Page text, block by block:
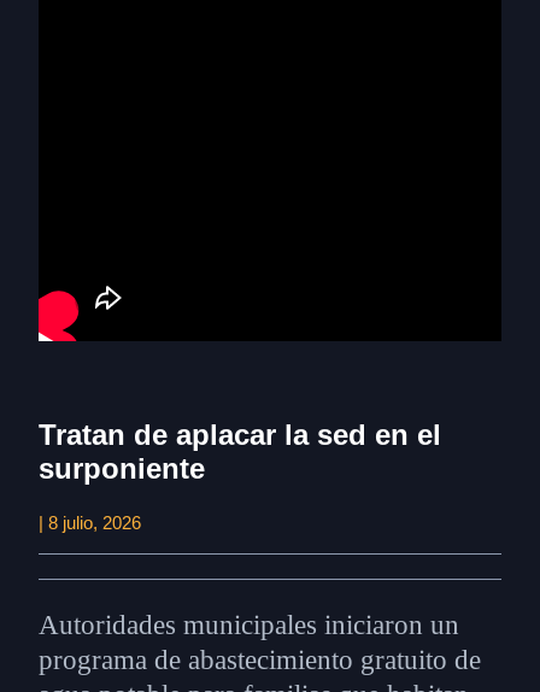
Tratan de aplacar la sed en el
surponiente
| 8 julio, 2026
Autoridades municipales iniciaron un
programa de abastecimiento gratuito de